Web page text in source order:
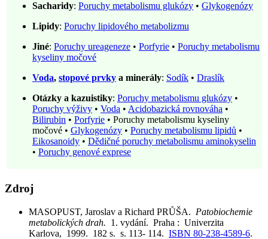
Sacharidy: Poruchy metabolismu glukózy • Glykogenózy
Lipidy: Poruchy lipidového metabolizmu
Jiné: Poruchy ureageneze • Porfyrie • Poruchy metabolismu
kyseliny močové
Voda, stopové prvky a minerály: Sodík • Draslík
Otázky a kazuistiky: Poruchy metabolismu glukózy •
Poruchy výživy • Voda • Acidobazická rovnováha •
Bilirubin • Porfyrie • Poruchy metabolismu kyseliny
močové • Glykogenózy • Poruchy metabolismu lipidů •
Eikosanoidy • Dědičné poruchy metabolismu aminokyselin
• Poruchy genové exprese
Zdroj
MASOPUST, Jaroslav a Richard PRŮŠA. Patobiochemie
metabolických drah. 1. vydání. Praha : Univerzita
Karlova, 1999. 182 s. s. 113- 114. ISBN 80-238-4589-6.